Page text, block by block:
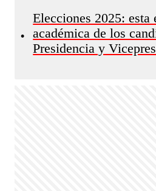
•
Elecciones 2025: esta
académica de los
Presidencia y